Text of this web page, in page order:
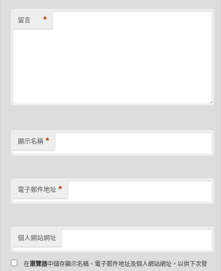
留言 *
顯示名稱 *
電子郵件地址 *
個人網站網址
在瀏覽器中儲存顯示名稱、電子郵件地址及個人網站網址，以供下次發